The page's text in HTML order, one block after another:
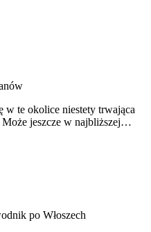
w te okolice niestety trwająca
jeszcze w najbliższej…
po Włoszech